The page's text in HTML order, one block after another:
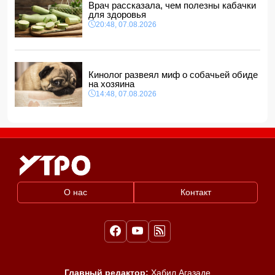
Врач рассказала, чем полезны кабачки
для здоровья
20:48, 07.08.2026
Кинолог развеял миф о собачьей обиде
на хозяина
14:48, 07.08.2026
О нас Контакт
Главный редактор: Хабил Агазаде